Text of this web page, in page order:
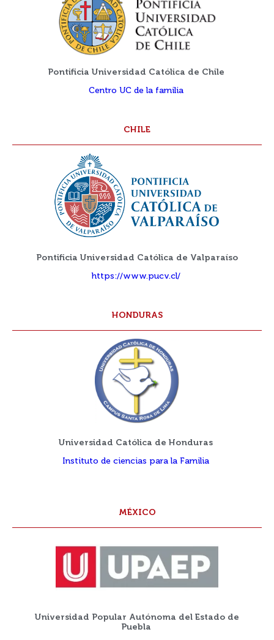
Pontificia Universidad Católica de Chile
Centro UC de la familia
CHILE
Pontificia Universidad Católica de Valparaíso
https://www.pucv.cl/
HONDURAS
Universidad Católica de Honduras
Instituto de ciencias para la Familia
MÉXICO
Universidad Popular Autónoma del Estado de
Puebla